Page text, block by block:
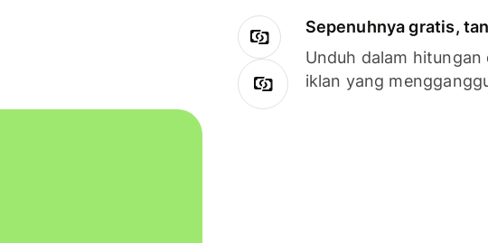
Sepenuhnya gratis,
Unduh dalam
iklan yang